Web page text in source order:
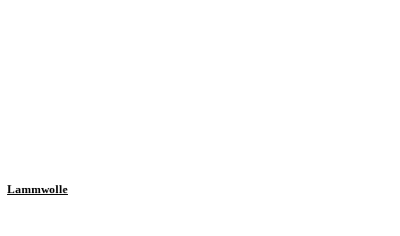
Lammwolle